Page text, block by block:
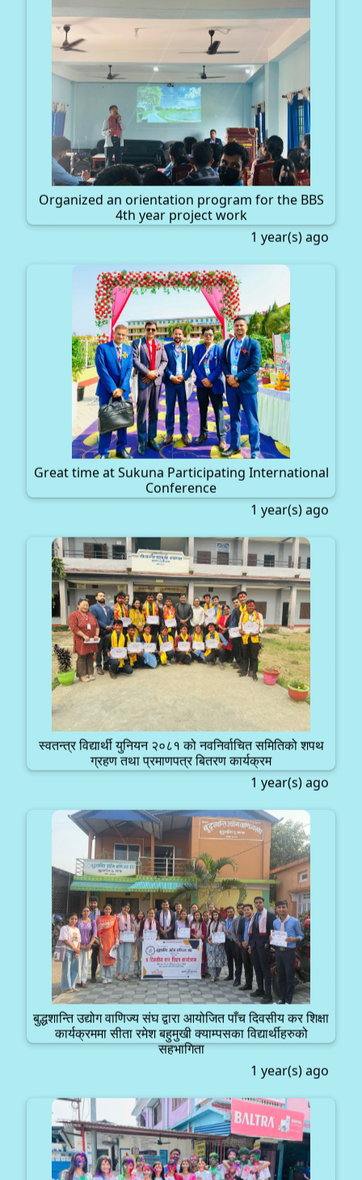
Organized an orientation program for the BBS
4th year project work
1 year(s) ago
Great time at Sukuna Participating International
Conference
1 year(s) ago
स्वतन्त्र विद्यार्थी युनियन २०८१ को नवनिर्वाचित समितिको शपथ
ग्रहण तथा प्रमाणपत्र बितरण कार्यक्रम
1 year(s) ago
बुद्धशान्ति उद्योग वाणिज्य संघ द्वारा आयोजित पाँच दिवसीय कर शिक्षा
कार्यक्रममा सीता रमेश बहुमुखी क्याम्पसका विद्यार्थीहरुको
सहभागिता
1 year(s) ago